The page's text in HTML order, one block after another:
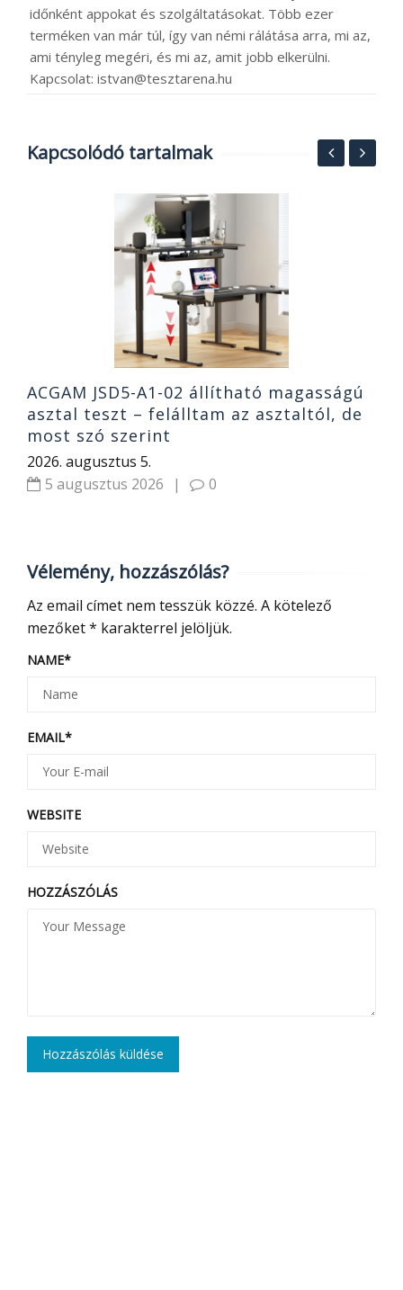
időnként appokat és szolgáltatásokat. Több ezer
terméken van már túl, így van némi rálátása arra, mi az,
ami tényleg megéri, és mi az, amit jobb elkerülni.
Kapcsolat: istvan@tesztarena.hu
Kapcsolódó tartalmak
ACGAM JSD5-A1-02 állítható magasságú
asztal teszt – felálltam az asztaltól, de
most szó szerint
2026. augusztus 5.
5 augusztus 2026
| 0
Vélemény, hozzászólás?
Az email címet nem tesszük közzé. A kötelező
mezőket* karakterrel jelöljük.
NAME*
EMAIL*
WEBSITE
HOZZÁSZÓLÁS